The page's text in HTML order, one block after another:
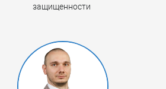
защищенности